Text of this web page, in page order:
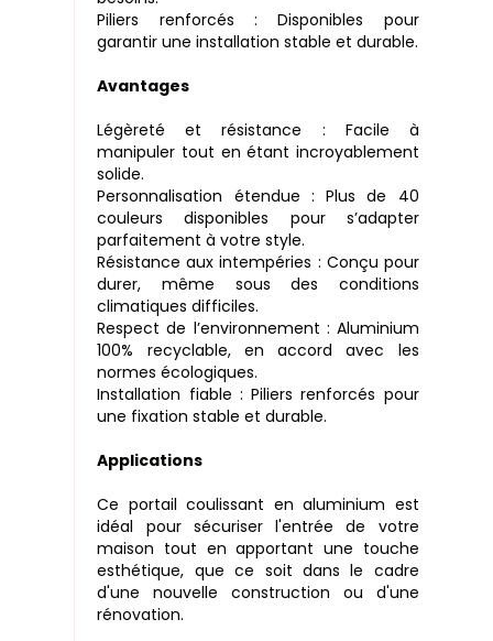
Piliers renforcés : Disponibles pour
garantir une installation stable et durable.
Avantages
Légèreté et résistance : Facile à
manipuler tout en étant incroyablement
solide.
Personnalisation étendue : Plus de 40
couleurs disponibles pour s’adapter
parfaitement à votre style.
Résistance aux intempéries : Conçu pour
durer, même sous des conditions
climatiques difficiles.
Respect de l’environnement : Aluminium
100% recyclable, en accord avec les
normes écologiques.
Installation fiable : Piliers renforcés pour
une fixation stable et durable.
Applications
Ce portail coulissant en aluminium est
idéal pour sécuriser l'entrée de votre
maison tout en apportant une touche
esthétique, que ce soit dans le cadre
d'une nouvelle construction ou d'une
rénovation.